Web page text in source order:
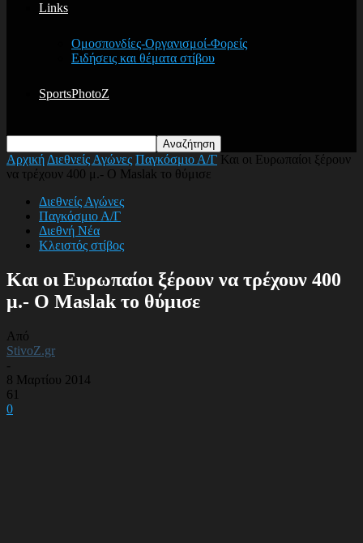
Links
Ομοσπονδίες-Οργανισμοί-Φορείς
Ειδήσεις και θέματα στίβου
SportsPhotoZ
Αρχική Διεθνείς Αγώνες Παγκόσμιο Α/Γ Και οι Ευρωπαίοι ξέρουν
να τρέχουν 400 μ.- Ο Maslak το θύμισε
Διεθνείς Αγώνες
Παγκόσμιο Α/Γ
Διεθνή Νέα
Κλειστός στίβος
Και οι Ευρωπαίοι ξέρουν να τρέχουν 400
μ.- Ο Maslak το θύμισε
Από
StivoZ.gr
-
8 Μαρτίου 2014
61
0